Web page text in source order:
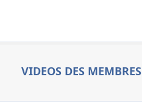
VIDEOS DES MEMBRES